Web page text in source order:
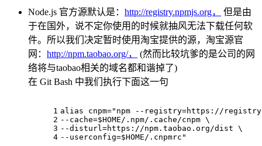
Node.js 官方源默认是： http://registry.npmjs.org，
但是由
于在国外，说不定你使用的时候就抽风无法下载任何软
件。所以我们决定暂时使用淘宝提供的源，淘宝源官
网： http://npm.taobao.org/，
(然而比较坑爹的是公司的网
络将与taobao相关的域名都和谐掉了)
在 Git Bash 中我们执行下面这一句
1
2
3
4
alias cnpm="npm --registry=https://
--cache=$HOME /.npm/.cache/cnpm \
--disturl=https://npm.taobao.org/dist \
--userconfig=$HOME /.cnpmrc"